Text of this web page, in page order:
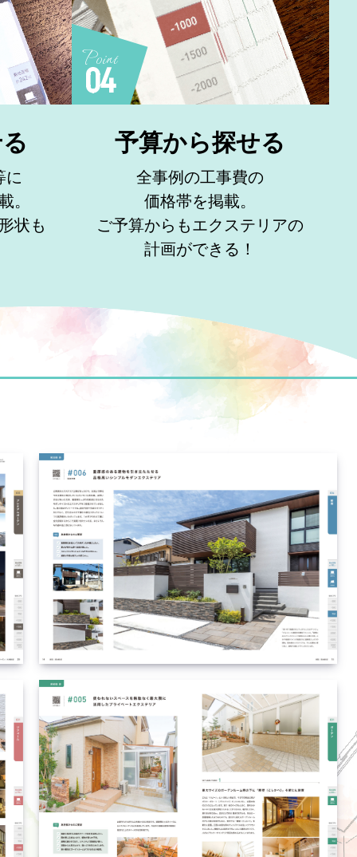
に
。
状も
Point
04
予算から探せる
全事例の工事費の
価格帯を掲載。
ご予算からもエクステリアの
計画ができる！